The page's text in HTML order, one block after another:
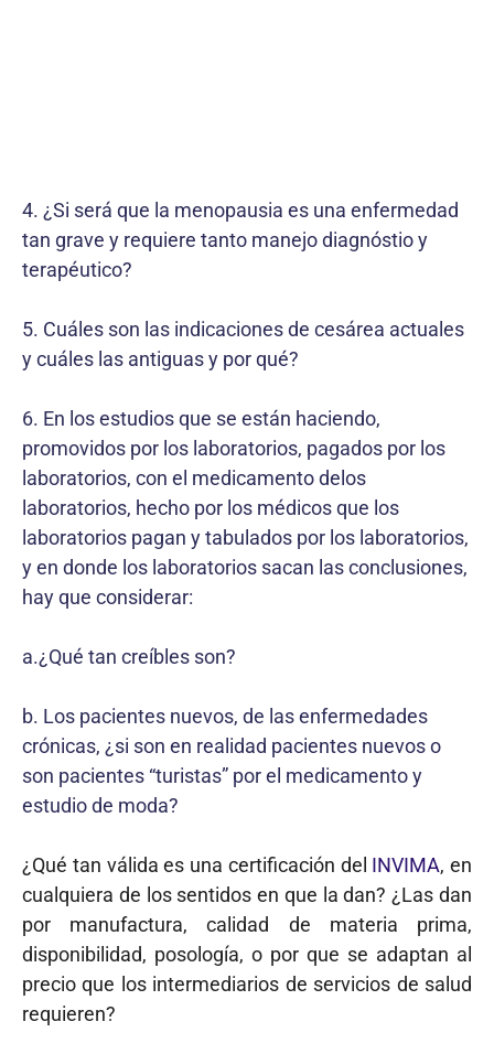
4. ¿Si será que la menopausia es una enfermedad
tan grave y requiere tanto manejo diagnóstio y
terapéutico?
5. Cuáles son las indicaciones de cesárea actuales
y cuáles las antiguas y por qué?
6. En los estudios que se están haciendo,
promovidos por los laboratorios, pagados por los
laboratorios, con el medicamento delos
laboratorios, hecho por los médicos que los
laboratorios pagan y tabulados por los laboratorios,
y en donde los laboratorios sacan las conclusiones,
hay que considerar:
a.¿Qué tan creíbles son?
b. Los pacientes nuevos, de las enfermedades
crónicas, ¿si son en realidad pacientes nuevos o
son pacientes “turistas” por el medicamento y
estudio de moda?
¿Qué tan válida es una certificación del INVIMA, en
cualquiera de los sentidos en que la dan? ¿Las dan
por manufactura, calidad de materia prima,
disponibilidad, posología, o por que se adaptan al
precio que los intermediarios de servicios de salud
requieren?